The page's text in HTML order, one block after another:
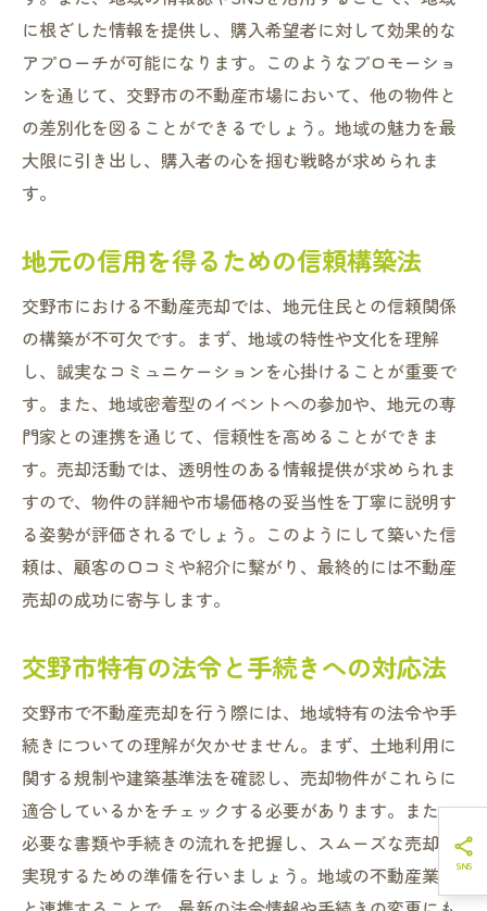
に根ざした情報を提供し、購入希望者に対して効果的な
アプローチが可能になります。このようなプロモーショ
ンを通じて、交野市の不動産市場において、他の物件と
の差別化を図ることができるでしょう。地域の魅力を最
大限に引き出し、購入者の心を掴む戦略が求められま
す。
地元の信用を得るための信頼構築法
交野市における不動産売却では、地元住民との信頼関係
の構築が不可欠です。まず、地域の特性や文化を理解
し、誠実なコミュニケーションを心掛けることが重要で
す。また、地域密着型のイベントへの参加や、地元の専
門家との連携を通じて、信頼性を高めることができま
す。売却活動では、透明性のある情報提供が求められま
すので、物件の詳細や市場価格の妥当性を丁寧に説明す
る姿勢が評価されるでしょう。このようにして築いた信
頼は、顧客の口コミや紹介に繋がり、最終的には不動産
売却の成功に寄与します。
交野市特有の法令と手続きへの対応法
交野市で不動産売却を行う際には、地域特有の法令や手
続きについての理解が欠かせません。まず、土地利用に
関する規制や建築基準法を確認し、売却物件がこれらに
適合しているかをチェックする必要があります。また、
必要な書類や手続きの流れを把握し、スムーズな売却を
実現するための準備を行いましょう。地域の不動産業者